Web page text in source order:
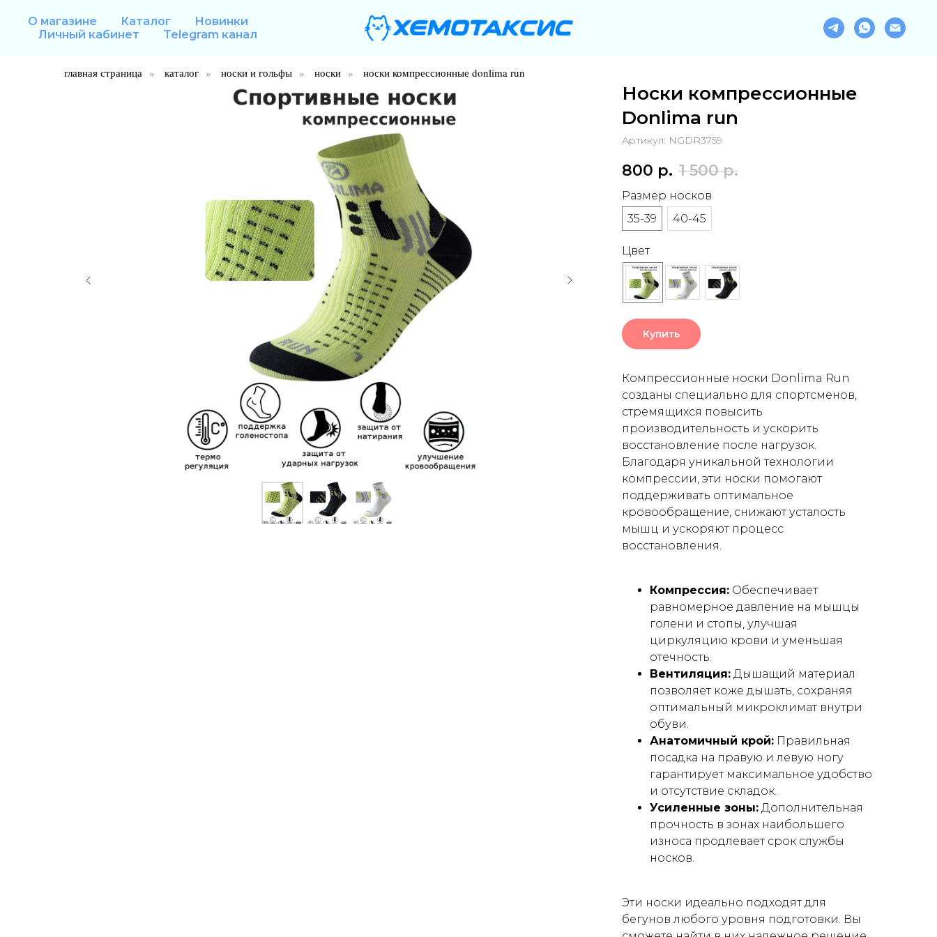
О магазине Каталог
Новинки
Личный кабинет
Telegram канал
главная страница » каталог » носки и гольфы » носки » носки компрессионные donlima run
Носки компрессионные
Donlima run
Артикул: NGDR3759
800 р. 1 500 р.
Размер носков
35-39
40-45
Цвет
Купить
Компрессионные носки Donlima Run
созданы специально для спортсменов,
стремящихся повысить
производительность и ускорить
восстановление после нагрузок.
Благодаря уникальной технологии
компрессии, эти носки помогают
поддерживать оптимальное
кровообращение, снижают усталость
мышц и ускоряют процесс
восстановления.
Компрессия: Обеспечивает
равномерное давление на мышцы
голени и стопы, улучшая
циркуляцию крови и уменьшая
отечность.
Вентиляция: Дышащий материал
позволяет коже дышать, сохраняя
оптимальный микроклимат внутри
обуви.
Анатомичный крой: Правильная
посадка на правую и левую ногу
гарантирует максимальное удобство
и отсутствие складок.
Усиленные зоны: Дополнительная
прочность в зонах наибольшего
износа продлевает срок службы
носков.
Эти носки идеально подходят для
бегунов любого уровня подготовки. Вы